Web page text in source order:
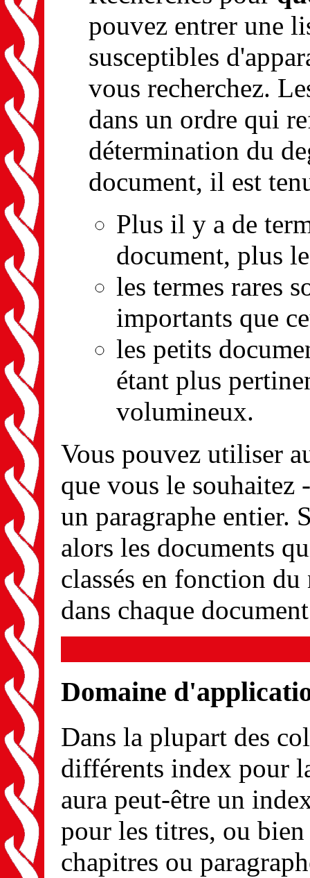
pouvez entrer une
susceptibles
vous recherchez.
dans un ordre qui
détermination du
document, il est
Plus il y a de
document, plus
les termes rares
importants que
les petits
étant plus
volumineux.
Vous pouvez utiliser
que vous le souhaitez
un paragraphe entier.
alors les documents
classés en fonction
dans chaque
Domaine
Dans la plupart des
différents index pour
aura peut-être un
pour les titres, ou
chapitres ou